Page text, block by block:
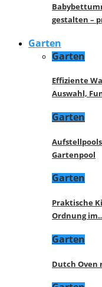
gestalten –
Garten
Garten
Effiziente
Auswahl,
Garten
Gartenpool
Garten
Praktische
Ordnung
Garten
Dutch